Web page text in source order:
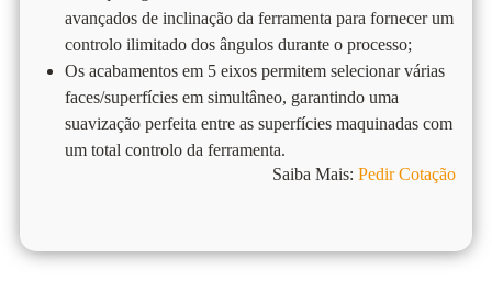
avançados de inclinação da ferramenta para fornecer um
controlo ilimitado dos ângulos durante o processo;
Os acabamentos em 5 eixos permitem selecionar várias
faces/superfícies em simultâneo, garantindo uma
suavização perfeita entre as superfícies maquinadas com
um total controlo da ferramenta.
Saiba Mais: Pedir Cotação